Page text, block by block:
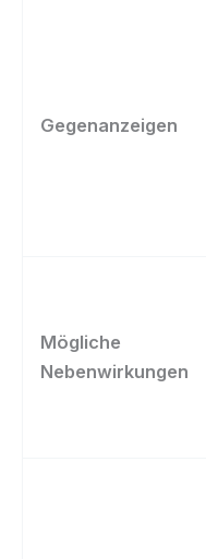
Gegenanzeigen
Mögliche
Nebenwirkungen